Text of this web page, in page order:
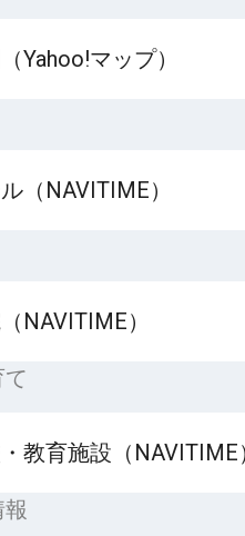
Yahoo!マップ）
（NAVITIME）
NAVITIME）
教育施設（NAVITIME